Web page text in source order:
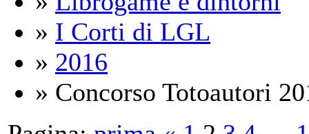
» I Corti di LGL
» 2016
» Concorso Totoautori